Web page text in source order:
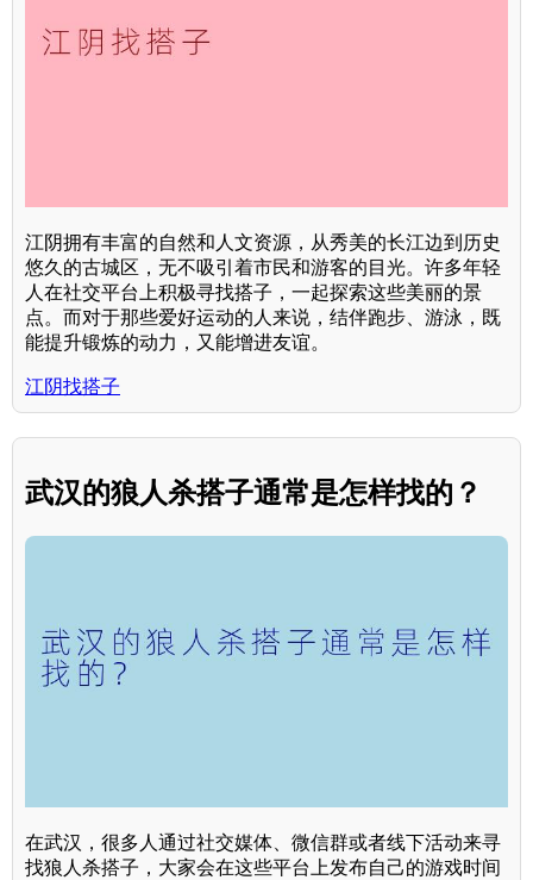
江阴拥有丰富的自然和人文资源，从秀美的长江边到历史
悠久的古城区，无不吸引着市民和游客的目光。许多年轻
人在社交平台上积极寻找搭子，一起探索这些美丽的景
点。而对于那些爱好运动的人来说，结伴跑步、游泳，既
能提升锻炼的动力，又能增进友谊。
江阴找搭子
武汉的狼人杀搭子通常是怎样找的？
在武汉，很多人通过社交媒体、微信群或者线下活动来寻
找狼人杀搭子，大家会在这些平台上发布自己的游戏时间